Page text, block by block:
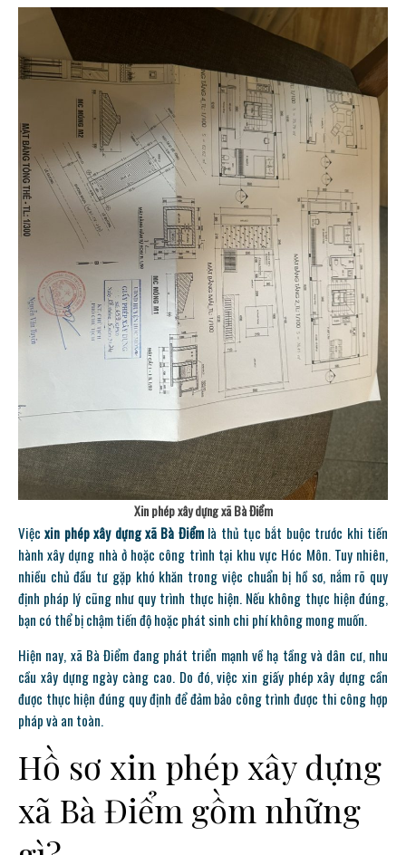
Xin phép xây dựng xã Bà Điểm
Việcxin phép xây dựng xã Bà Điểmlà thủ tục bắt buộc trước khi tiến
hành xây dựng nhà ở hoặc công trình tại khu vực Hóc Môn. Tuy nhiên,
nhiều chủ đầu tư gặp khó khăn trong việc chuẩn bị hồ sơ, nắm rõ quy
định pháp lý cũng như quy trình thực hiện. Nếu không thực hiện đúng,
bạn có thể bị chậm tiến độ hoặc phát sinh chi phí không mong muốn.
Hiện nay, xã Bà Điểm đang phát triển mạnh về hạ tầng và dân cư, nhu
cầu xây dựng ngày càng cao. Do đó, việc xin giấy phép xây dựng cần
được thực hiện đúng quy định để đảm bảo công trình được thi công hợp
pháp và an toàn.
Hồ sơ xin phép xây dựng
xã Bà Điểm gồm những